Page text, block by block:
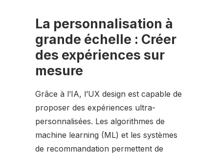
La personnalisation à
grande échelle : Créer
des expériences sur
mesure
Grâce à l’IA, l’UX design est capable de
proposer des expériences ultra-
personnalisées. Les algorithmes de
machine learning (ML) et les systèmes
de recommandation permettent de